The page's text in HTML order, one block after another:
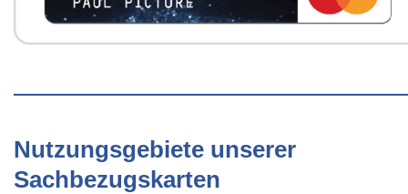
Nutzungsgebiete unserer
Sachbezugskarten